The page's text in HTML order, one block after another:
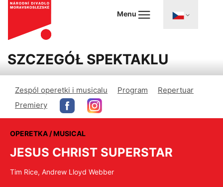
Menu
SZCZEGÓŁ SPEKTAKLU
Zespól operetki i musicalu Program
Repertuar
Premiery
OPERETKA / MUSICAL
JESUS CHRIST SUPERSTAR
Tim Rice, Andrew Lloyd Webber